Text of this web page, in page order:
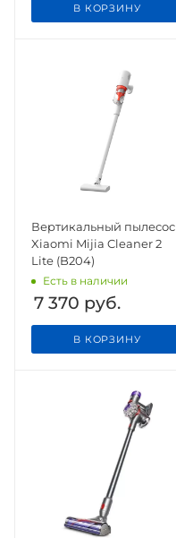
В КОРЗИНУ
Вертикальный пылесос
Xiaomi Mijia Cleaner 2
Lite (B204)
Есть в наличии
7 370 руб.
В КОРЗИНУ